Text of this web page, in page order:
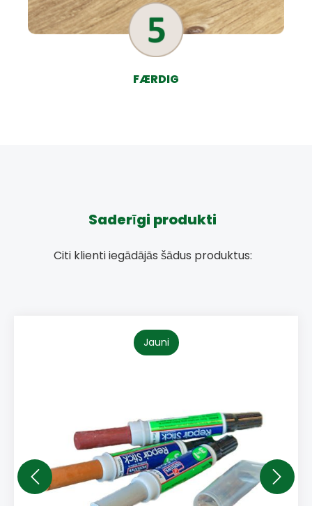
FÆRDIG
Saderīgi produkti
Citi klienti iegādājās šādus produktus:
Jauni